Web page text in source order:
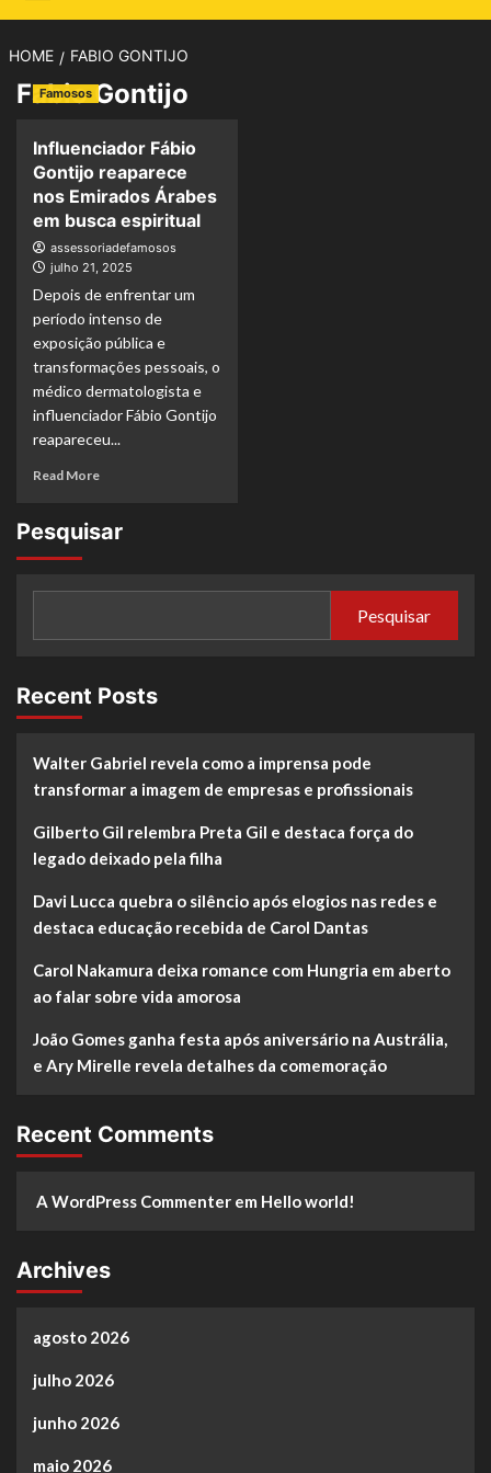
HOME FABIO GONTIJO
Fabio Gontijo
Famosos
Influenciador Fábio
Gontijo reaparece
nos Emirados Árabes
em busca espiritual
assessoriadefamosos
julho 21, 2025
Depois de enfrentar um
período intenso de
exposição pública e
transformações pessoais, o
médico dermatologista e
influenciador Fábio Gontijo
reapareceu...
Read MoreRead
Influenciador
reaparece
Emirados
busca
Pesquisar
Pesquisar
Recent Posts
Walter Gabriel revela como a imprensa pode
transformar a imagem de empresas e profissionais
Gilberto Gil relembra Preta Gil e destaca força do
legado deixado pela filha
Davi Lucca quebra o silêncio após elogios nas redes e
destaca educação recebida de Carol Dantas
Carol Nakamura deixa romance com Hungria em aberto
ao falar sobre vida amorosa
João Gomes ganha festa após aniversário na Austrália,
e Ary Mirelle revela detalhes da comemoração
Recent Comments
A WordPress Commenter em Hello world!
Archives
agosto 2026
julho 2026
junho 2026
maio 2026